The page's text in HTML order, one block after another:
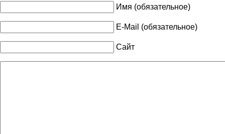
Имя (обязательное)
E-Mail (обязательное)
Сайт